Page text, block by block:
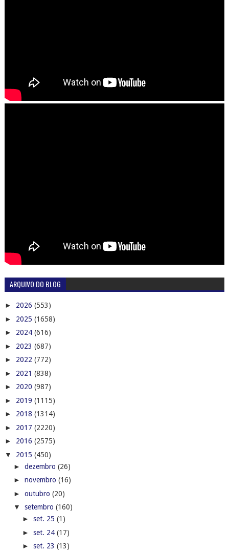
ARQUIVO DO BLOG
► 2026 (553)
► 2025 (1658)
► 2024 (616)
► 2023 (687)
► 2022 (772)
► 2021 (838)
► 2020 (987)
► 2019 (1115)
► 2018 (1314)
► 2017 (2220)
► 2016 (2575)
▼ 2015 (450)
► dezembro (26)
► novembro (16)
► outubro (20)
▼ setembro (160)
► set. 25 (1)
► set. 24 (17)
► set. 23 (13)